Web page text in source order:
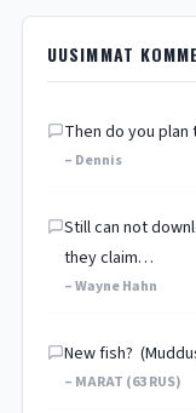
UUSIMMAT
Then do you
– Dennis
Still can not
they claim…
– Wayne Hahn
New fish?
– MARAT (63 RUS)